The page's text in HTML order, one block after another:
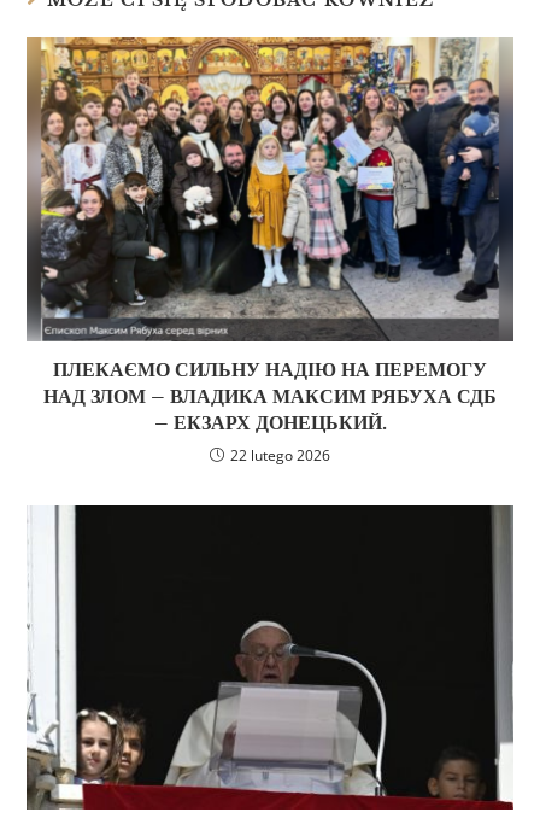
ПЛЕКАЄМО СИЛЬНУ НАДІЮ НА ПЕРЕМОГУ
НАД ЗЛОМ – ВЛАДИКА МАКСИМ РЯБУХА СДБ
– ЕКЗАРХ ДОНЕЦЬКИЙ.
22 lutego 2026